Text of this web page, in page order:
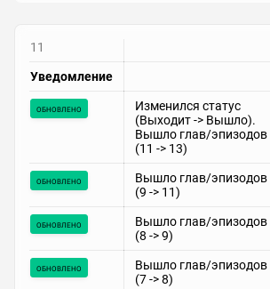
11
Уведомление
обновлено
Изменился статус
(Выходит -> Вышло).
Вышло глав/эпизодов
(11 -> 13)
обновлено
Вышло глав/эпизодов
(9 -> 11)
обновлено
Вышло глав/эпизодов
(8 -> 9)
обновлено
Вышло глав/эпизодов
(7 -> 8)